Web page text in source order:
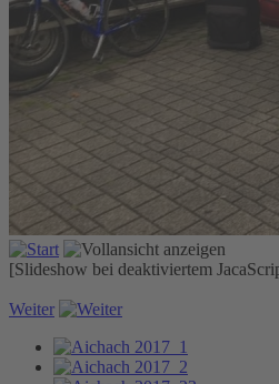
[Slideshow bei deaktiviertem
Weiter